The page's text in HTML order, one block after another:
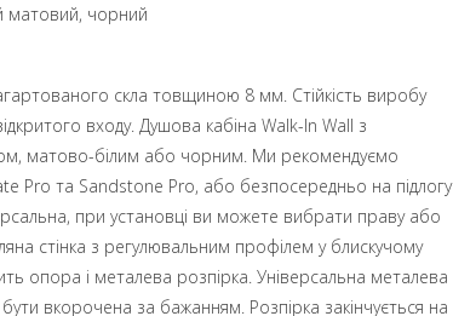
матовий, чорний
скла товщиною 8 мм. Стійкість виробу
входу. Душова кабіна Walk-In Wall з
матово-білим або чорним. Ми рекомендуємо
Pro та Sandstone Pro, або безпосередньо на підлогу
при установці ви можете вибрати праву або
стінка з регулювальним профілем у блискучому
опора і металева розпірка. Універсальна металева
вкорочена за бажанням. Розпірка закінчується на